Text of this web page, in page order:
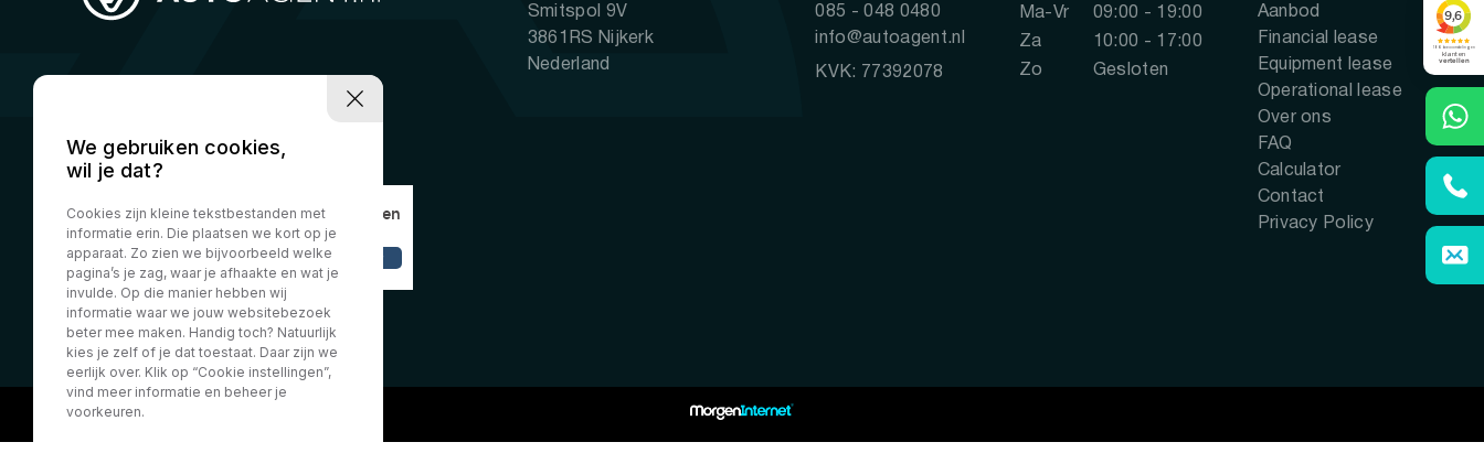
Smitspol 9V
3861RS Nijkerk
Nederland
085 - 048 0480
info@autoagent.nl
KVK: 77392078
Ma-Vr
09:00 - 19:00
Za
10:00 - 17:00
Zo
Gesloten
Aanbod
Financial lease
Equipment lease
Operational lease
Over ons
FAQ
Calculator
Contact
Privacy Policy
We gebruiken cookies,
wil je dat?
Cookies zijn kleine tekstbestanden met
informatie erin. Die plaatsen we kort op je
apparaat. Zo zien we bijvoorbeeld welke
pagina’s je zag, waar je afhaakte en wat je
invulde. Op die manier hebben wij
informatie waar we jouw websitebezoek
beter mee maken. Handig toch? Natuurlijk
kies je zelf of je dat toestaat. Daar zijn we
eerlijk over. Klik op “Cookie instellingen”,
vind meer informatie en beheer je
voorkeuren.